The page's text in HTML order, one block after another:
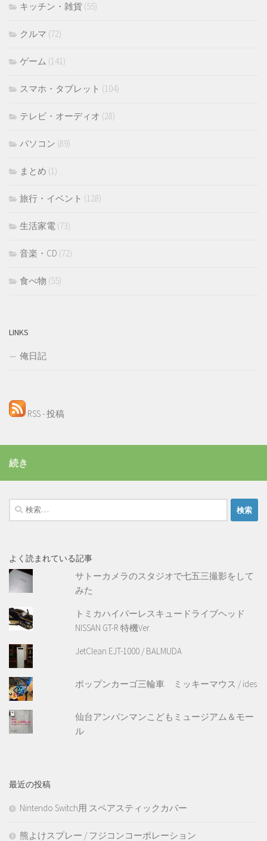
キッチン・雑貨 (55)
クルマ (72)
ゲーム (141)
スマホ・タブレット (104)
テレビ・オーディオ (28)
パソコン (89)
まとめ (1)
旅行・イベント (128)
生活家電 (73)
音楽・CD (72)
食べ物 (55)
LINKS
俺日記
RSS - 投稿
続き
検
索:
よく読まれている記事
サトーカメラのスタジオで七五三撮影をして
みた
トミカハイパーレスキュードライブヘッド
NISSAN GT-R 特機Ver.
JetClean EJT-1000 / BALMUDA
ポップンカーゴ三輪車 ミッキーマウス / ides
仙台アンパンマンこどもミュージアム＆モー
ル
最近の投稿
Nintendo Switch用 スペアスティックカバー
熊よけスプレー / フジコンコーポレーション